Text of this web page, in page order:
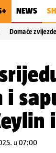
NEWS
Domaće zvijezde
u 07:00